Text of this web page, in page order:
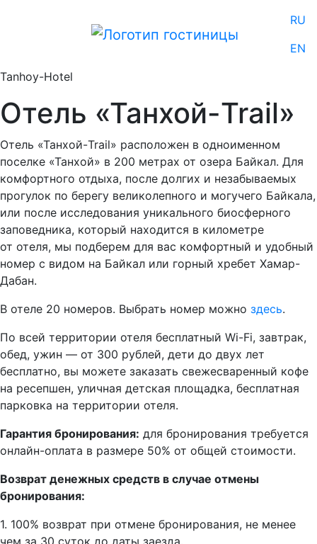
RU
EN
Tanhoy-Hotel
Отель «Танхой-Trail»
Отель «Танхой-Trail» расположен в одноименном
поселке «Танхой» в 200 метрах от озера Байкал. Для
комфортного отдыха, после долгих и незабываемых
прогулок по берегу великолепного и могучего Байкала,
или после исследования уникального биосферного
заповедника, который находится в километре
от отеля, мы подберем для вас комфортный и удобный
номер с видом на Байкал или горный хребет Хамар-
Дабан.
В отеле 20 номеров. Выбрать номер можно здесь.
По всей территории отеля бесплатный Wi-Fi, завтрак,
обед, ужин — от 300 рублей, дети до двух лет
бесплатно, вы можете заказать свежесваренный кофе
на ресепшен, уличная детская площадка, бесплатная
парковка на территории отеля.
Гарантия бронирования: для бронирования требуется
онлайн-оплата в размере 50% от общей стоимости.
Возврат денежных средств в случае отмены
бронирования:
1. 100% возврат при отмене бронирования, не менее
чем за 30 суток до даты заезда.